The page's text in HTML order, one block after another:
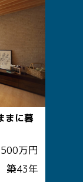
まに暮
万円
築43年